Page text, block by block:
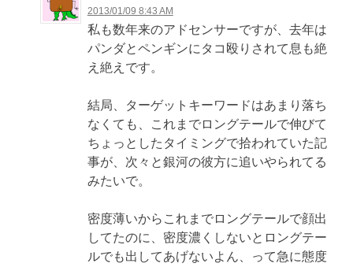
2013/01/09 8:43 AM
私も数年来のアドセンサーですが、去年は
パンダとペンギンにタコ殴りされて息も絶
え絶えです。
結局、ターゲットキーワードはあまり落ち
なくても、これまでロングテールで伸びて
ちょっとしたタイミングで拾われていた記
事が、次々と銀河の彼方に追いやられてる
みたいで。
密度薄いからこれまでロングテールで顔出
してたのに、密度濃くしないとロングテー
ルでも出してあげないよん、って急に態度